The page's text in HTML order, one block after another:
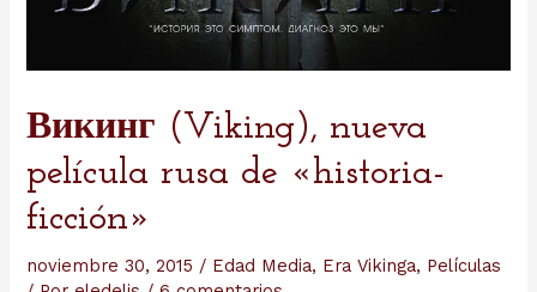
Викинг (Viking), nueva
película rusa de «historia-
ficción»
noviembre 30, 2015 / Edad Media, Era Vikinga, Películas